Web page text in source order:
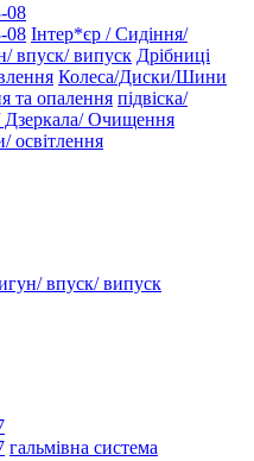
08
08 Інтер*єр / Сидіння/
впуск/ випуск Дрібниці
Колеса/Диски/Шини
та опалення підвіска/
Очищення
освітлення
впуск/ випуск
гальмівна система